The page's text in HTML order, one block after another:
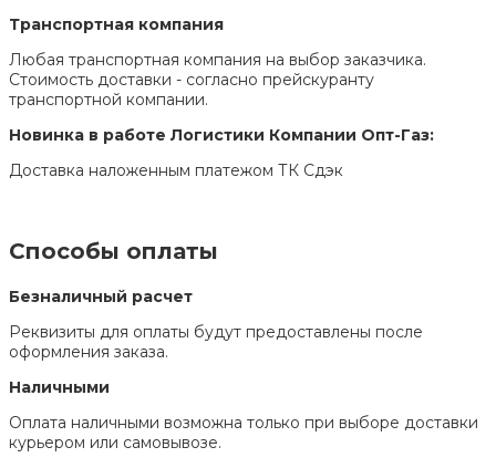
Транспортная компания
Любая транспортная компания на выбор заказчика.
Стоимость доставки - согласно прейскуранту
транспортной компании.
Новинка в работе Логистики Компании Опт-Газ:
Доставка наложенным платежом ТК Сдэк
Способы оплаты
Безналичный расчет
Реквизиты для оплаты будут предоставлены после
оформления заказа.
Наличными
Оплата наличными возможна только при выборе доставки
курьером или самовывозе.